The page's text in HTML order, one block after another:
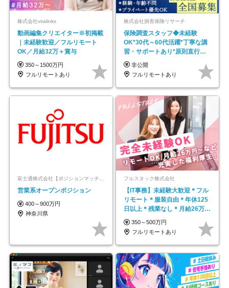
株式会社viralinks
動画編集クリエイター※初掲載
｜未経験歓迎／フルリモート
OK／月給32万＋賞与
350～1500万円
フルリモートあり
株式会社損害保険リサーチ
保険調査スタッフ◆未経験
OK*30代～60代活躍*丁寧な講
習・サポートあり*原則直行直
帰／全国募集・業務委託
非公開
フルリモートあり
富士通株式会社【ポジションマッチ登録】
営業系オープンポジション
400～900万円
神奈川県
フルスタック株式会社
【IT事務】未経験大歓迎＊フル
リモート＊服装自由＊年休125
日以上＊残業なし＊月給26万円
以上
350～500万円
フルリモートあり